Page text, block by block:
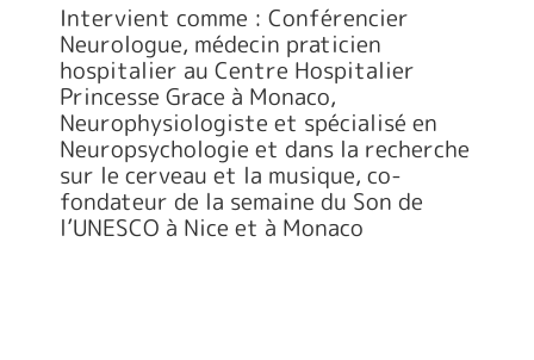
Intervient comme : Conférencier
Neurologue, médecin praticien
hospitalier au Centre Hospitalier
Princesse Grace à Monaco,
Neurophysiologiste et spécialisé en
Neuropsychologie et dans la recherche
sur le cerveau et la musique, co-
fondateur de la semaine du Son de
l’UNESCO à Nice et à Monaco